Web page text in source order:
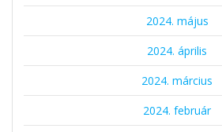
2024. május
2024. április
2024. március
2024. február